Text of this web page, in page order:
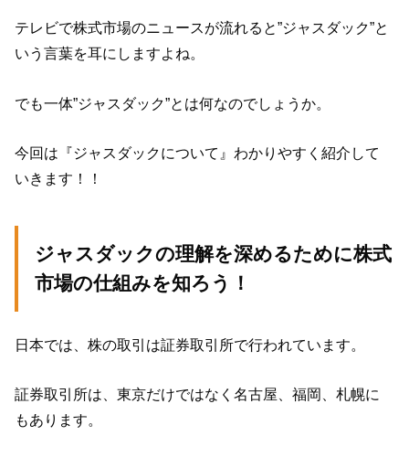
テレビで株式市場のニュースが流れると”ジャスダック”と
いう言葉を耳にしますよね。
でも一体”ジャスダック”とは何なのでしょうか。
今回は『ジャスダックについて』わかりやすく紹介して
いきます！！
ジャスダックの理解を深めるために株式
市場の仕組みを知ろう！
日本では、株の取引は証券取引所で行われています。
証券取引所は、東京だけではなく名古屋、福岡、札幌に
もあります。